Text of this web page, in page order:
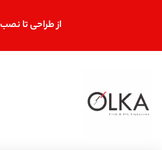
از طراحی تا نصب